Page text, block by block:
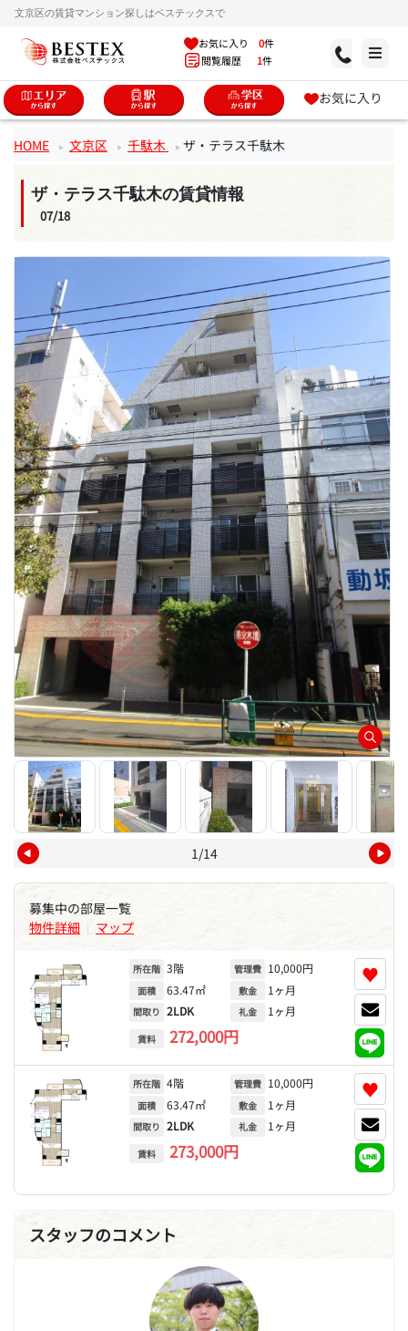
文京区の賃貸マンション探しはベステックスで
お気に入り 0件
閲覧履歴 1件
お気に入り
HOME 文京区 千駄木 ザ・テラス千駄木
ザ・テラス千駄木の賃貸情報
07/18
1/14
募集中の部屋一覧
物件詳細 | マップ
所在階 3階
面積 63.47㎡
間取り 2LDK
賃料 272,000円
管理費 10,000円
敷金 1ヶ月
礼金 1ヶ月
♥
所在階 4階
面積 63.47㎡
間取り 2LDK
賃料 273,000円
管理費 10,000円
敷金 1ヶ月
礼金 1ヶ月
♥
スタッフのコメント